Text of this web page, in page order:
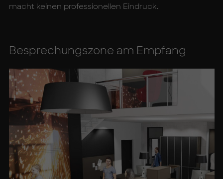
macht keinen professionellen Eindruck.
Be­spre­chungs­zo­ne am Emp­fang